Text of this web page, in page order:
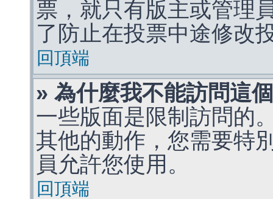
票，就只有版主或管理
了防止在投票中途修改
回頂端
» 為什麼我不能訪問這
一些版面是限制訪問的
其他的動作，您需要特
員允許您使用。
回頂端